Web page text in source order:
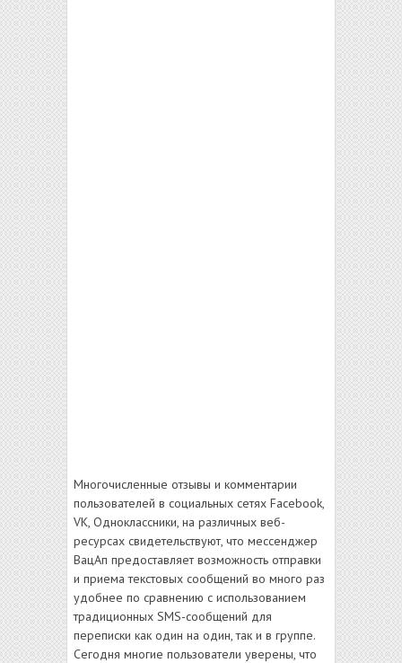
Многочисленные отзывы и комментарии
пользователей в социальных сетях Facebook,
VK, Одноклассники, на различных веб-
ресурсах свидетельствуют, что мессенджер
ВацАп предоставляет возможность отправки
и приема текстовых сообщений во много раз
удобнее по сравнению с использованием
традиционных SMS-сообщений для
переписки как один на один, так и в группе.
Сегодня многие пользователи уверены, что